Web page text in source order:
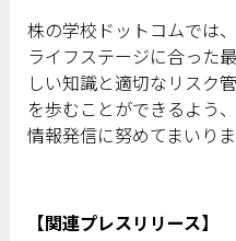
株の学校ドットコムでは
ライフステージに合った
しい知識と適切なリスク
を歩むことができるよう
情報発信に努めてまいりま
【関連プレスリリース】